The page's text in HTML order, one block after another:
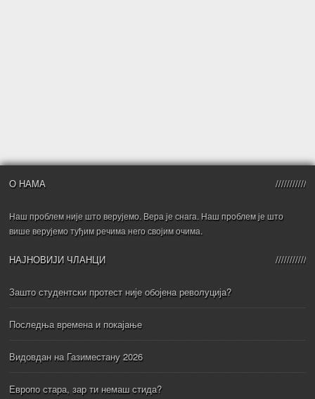
О НАМА
Наш проблем није што верујемо. Вера је снага. Наш проблем је што
више верујемо туђим речима него својим очима.
НАЈНОВИЈИ ЧЛАНЦИ
Зашто студентски протест није обојена револуција?
Последња времена и покајање
Видовдан на Газиместану 2026
Европо стара, зар ти немаш стида?